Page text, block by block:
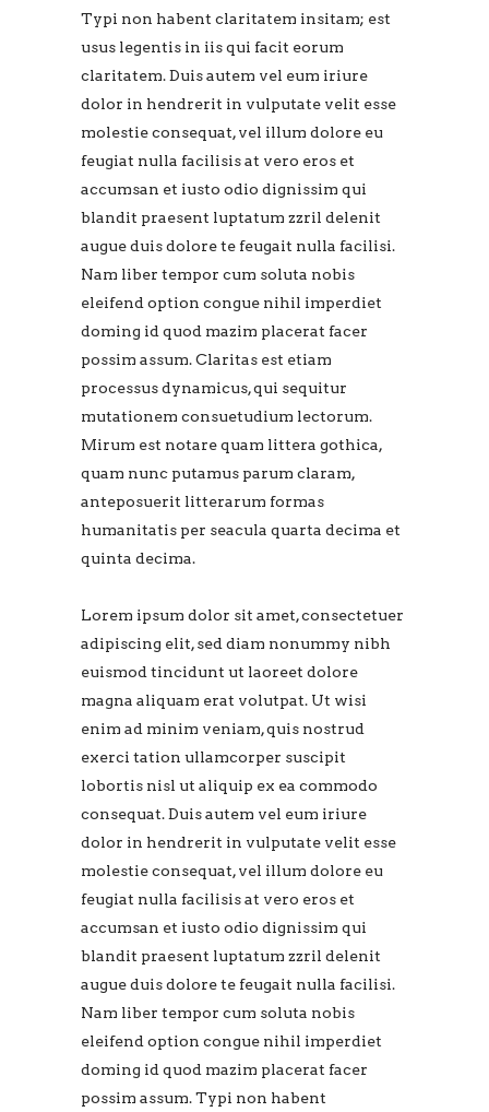
Typi non habent claritatem insitam; est
usus legentis in iis qui facit eorum
claritatem. Duis autem vel eum iriure
dolor in hendrerit in vulputate velit esse
molestie consequat, vel illum dolore eu
feugiat nulla facilisis at vero eros et
accumsan et iusto odio dignissim qui
blandit praesent luptatum zzril delenit
augue duis dolore te feugait nulla facilisi.
Nam liber tempor cum soluta nobis
eleifend option congue nihil imperdiet
doming id quod mazim placerat facer
possim assum. Claritas est etiam
processus dynamicus, qui sequitur
mutationem consuetudium lectorum.
Mirum est notare quam littera gothica,
quam nunc putamus parum claram,
anteposuerit litterarum formas
humanitatis per seacula quarta decima et
quinta decima.
Lorem ipsum dolor sit amet, consectetuer
adipiscing elit, sed diam nonummy nibh
euismod tincidunt ut laoreet dolore
magna aliquam erat volutpat. Ut wisi
enim ad minim veniam, quis nostrud
exerci tation ullamcorper suscipit
lobortis nisl ut aliquip ex ea commodo
consequat. Duis autem vel eum iriure
dolor in hendrerit in vulputate velit esse
molestie consequat, vel illum dolore eu
feugiat nulla facilisis at vero eros et
accumsan et iusto odio dignissim qui
blandit praesent luptatum zzril delenit
augue duis dolore te feugait nulla facilisi.
Nam liber tempor cum soluta nobis
eleifend option congue nihil imperdiet
doming id quod mazim placerat facer
possim assum. Typi non habent